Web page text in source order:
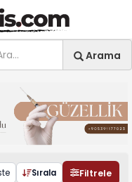
Ara
Arama
Sırala Filtrele